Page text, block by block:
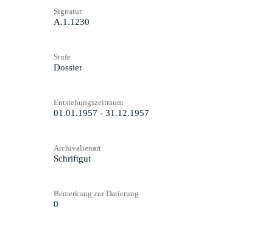
Signatur
A.1.1230
Stufe
Dossier
Entstehungszeitraum
01.01.1957 - 31.12.1957
Archivalienart
Schriftgut
Bemerkung zur Datierung
0